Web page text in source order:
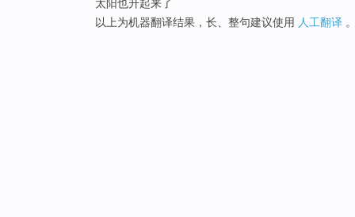
太阳也升起来了
以上为机器翻译结果，长、整句建议使用 人工翻译